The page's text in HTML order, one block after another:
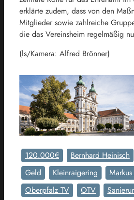
erklärte zudem, dass von den
Mitglieder sowie zahlreiche
die das Vereinsheim regelmäßig
(ls/Kamera: Alfred Brönner)
120.000€ Bernhard Heinisch
Geld
Kleinraigering
Oberpfalz TV
OTV